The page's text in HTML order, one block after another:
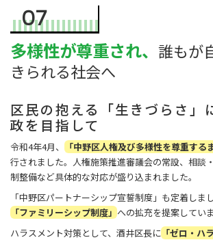
07
多様性が尊重され、 誰もが
きられる社会へ
区民の抱える「生きづらさ」
政を目指して
令和4年4月、 「中野区人権及び多様性を尊重する
行されました。人権施策推進審議会の常設、相談
制整備など具体的な対応が盛り込まれました。
「中野区パートナーシップ宣誓制度」も定着しま
「ファミリーシップ制度」への拡充を提案していま
ハラスメント対策として、酒井区長に「ゼロ・ハ